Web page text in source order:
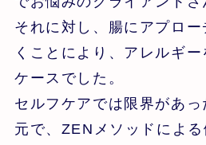
それに対し、腸にアプロ
くことにより、アレルギ
ケースでした。
セルフケアでは限界があ
元で、ZENメソッドによ